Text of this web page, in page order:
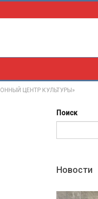
ЦЕНТР КУЛЬТУРЫ»
Поиск
Новости